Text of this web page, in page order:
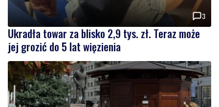
3
Ukradła towar za blisko 2,9 tys. zł. Teraz może
jej grozić do 5 lat więzienia